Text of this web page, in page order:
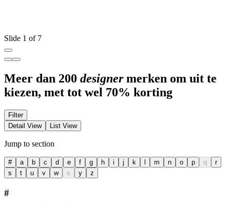
Slide 1 of 7
Meer dan 200 designermerken om uit te
kiezen, met tot wel 70% korting
Filter
Detail View
List View
Jump to section
# a b c d e f g h i j k l m n o p q
r
s
t u v w x y z
#